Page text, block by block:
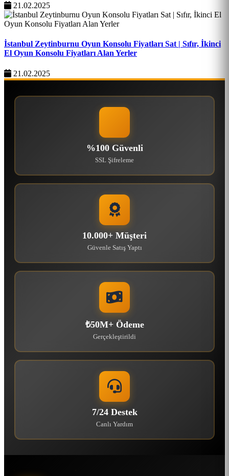
21.02.2025
İstanbul Zeytinburnu Oyun Konsolu Fiyatları Sat | Sıfır, İkinci
El Oyun Konsolu Fiyatları Alan Yerler
21.02.2025
%100 Güvenli
SSL Şifreleme
10.000+ Müşteri
Güvenle Satış Yaptı
₺50M+ Ödeme
Gerçekleştirildi
7/24 Destek
Canlı Yardım